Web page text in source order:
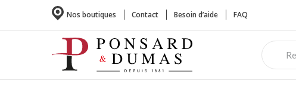
Nos boutiques Contact Besoin d’aide FAQ